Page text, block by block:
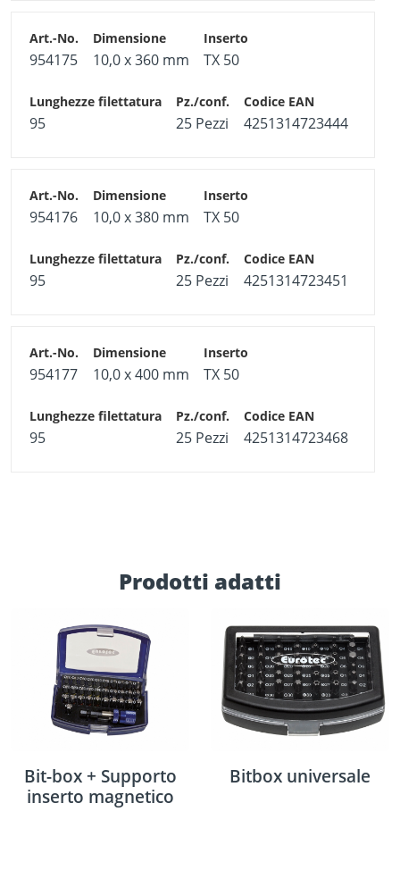
954175 10,0 x 360 mm TX 50
95 25 Pezzi 4251314723444
954176 10,0 x 380 mm TX 50
95 25 Pezzi 4251314723451
954177 10,0 x 400 mm TX 50
95 25 Pezzi 4251314723468
Prodotti adatti
Bit-box + Supporto
inserto magnetico
Bitbox universale